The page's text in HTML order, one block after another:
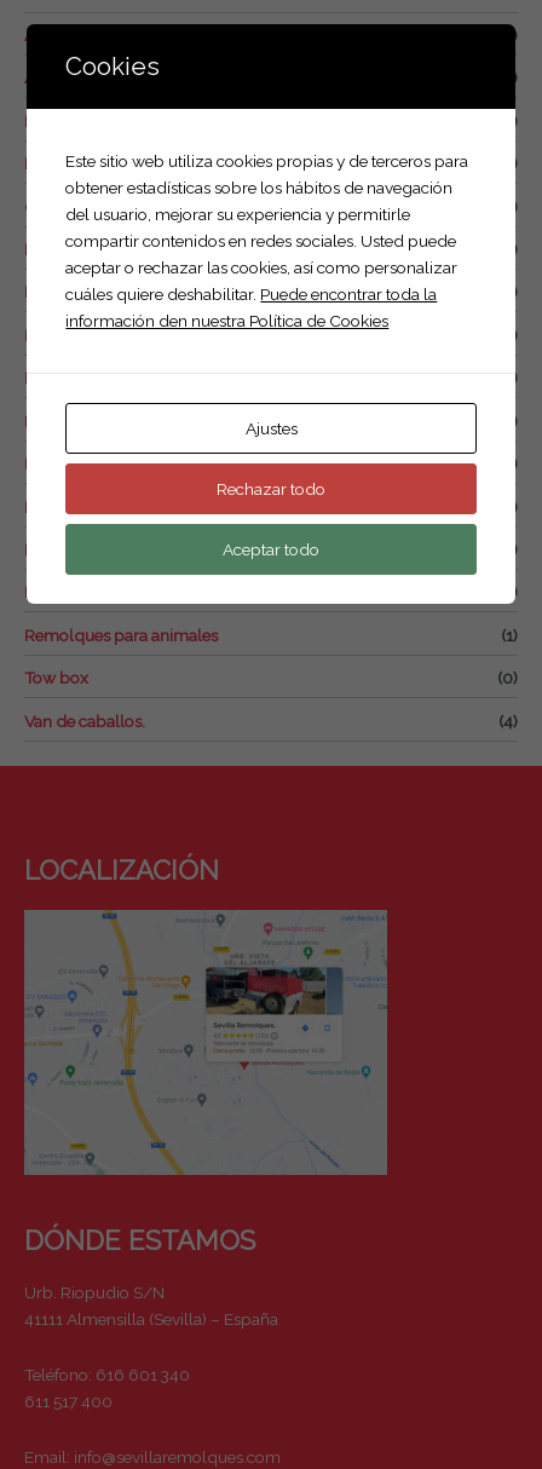
p
:
Alquiler (1)
Anuncios y trípodes (1)
Basculantes (7)
Food trucks (4)
Otros remolques (6)
Plataformas (18)
Portabicicletas (1)
Remolque caja abierta de 1 eje (12)
Remolque caja abierta doble eje. (20)
Remolque caja cerrada (10)
Remolque de combustible (0)
Remolque náutico (1)
Remolque para drones (2)
Remolques de motos y quads (7)
Remolques para animales (1)
Tow box (0)
Van de caballos. (4)
LOCALIZACIÓN
DÓNDE ESTAMOS
Urb. Riopudio S/N
41111 Almensilla (Sevilla) – España
Teléfono: 616 601 340
611 517 400
Email: info@sevillaremolques.com
Cookies
Este sitio web utiliza cookies propias y de terceros para
obtener estadísticas sobre los hábitos de navegación
del usuario, mejorar su experiencia y permitirle
compartir contenidos en redes sociales. Usted puede
aceptar o rechazar las cookies, así como personalizar
cuáles quiere deshabilitar. Puede encontrar toda la
información den nuestra Política de Cookies
Ajustes
Rechazar todo
Aceptar todo